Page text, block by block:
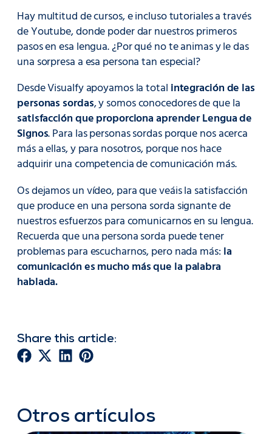
Hay multitud de cursos, e incluso tutoriales a través
de Youtube, donde poder dar nuestros primeros
pasos en esa lengua. ¿Por qué no te animas y le das
una sorpresa a esa persona tan especial?
Desde Visualfy apoyamos la total integración de las
personas sordas, y somos conocedores de que la
satisfacción que proporciona aprender Lengua de
Signos. Para las personas sordas porque nos acerca
más a ellas, y para nosotros, porque nos hace
adquirir una competencia de comunicación más.
Os dejamos un vídeo, para que veáis la satisfacción
que produce en una persona sorda signante de
nuestros esfuerzos para comunicarnos en su lengua.
Recuerda que una persona sorda puede tener
problemas para escucharnos, pero nada más: la
comunicación es mucho más que la palabra
hablada.
Share this article:
Otros artículos